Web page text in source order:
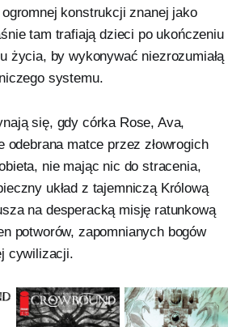
konstrukcji znanej jako
tam trafiają dzieci po ukończeniu
życia, by wykonywać niezrozumiałą
systemu.
się, gdy córka Rose, Ava,
odebrana matce przez złowrogich
nie mając nic do stracenia,
układ z tajemniczą Królową
na desperacką misję ratunkową
potworów, zapomnianych bogów
cywilizacji.